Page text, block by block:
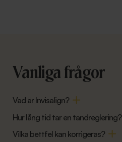
Vanliga frågor
Vad är Invisalign?
Hur lång tid tar en tandreglering?
Vilka bettfel kan korrigeras?